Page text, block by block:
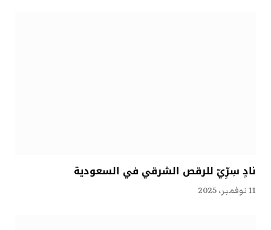
نادٍ سِرِّيّ للرقص الشرقي في السعودية
11 نوفمبر، 2025